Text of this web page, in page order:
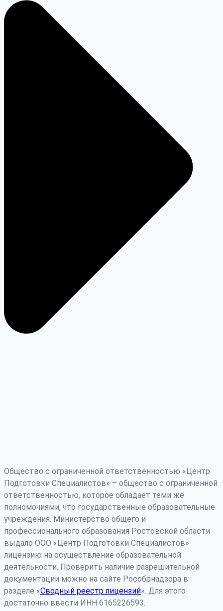
Общество с ограниченной ответственностью «Центр
Подготовки Специалистов» – общество с ограниченной
ответственностью, которое обладает теми же
полномочиями, что государственные образовательные
учреждения. Министерство общего и
профессионального образования Ростовской области
выдало ООО «Центр Подготовки Специалистов»
лицензию на осуществление образовательной
деятельности. Проверить наличие разрешительной
документации можно на сайте Рособрнадзора в
разделе «Сводный реестр лицензий». Для этого
достаточно ввести ИНН 6165226593.